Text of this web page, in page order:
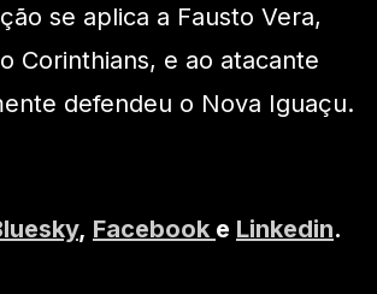
se aplica a Fausto Vera,
Corinthians, e ao atacante
defendeu o Nova Iguaçu.
, Facebook e Linkedin.